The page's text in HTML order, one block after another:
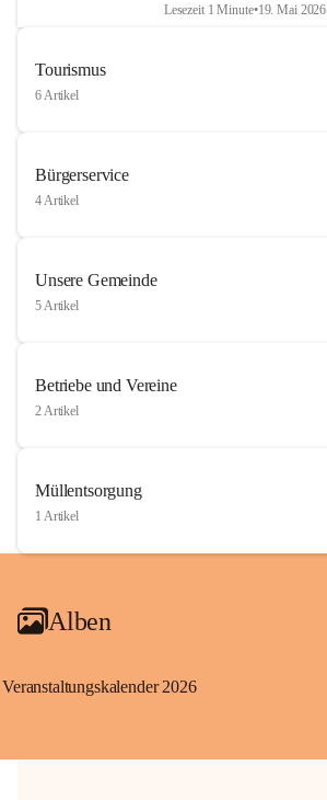
Lesezeit 1 Minute•19. Mai 2026
Tourismus
6 Artikel
Bürgerservice
4 Artikel
Unsere Gemeinde
5 Artikel
Betriebe und Vereine
2 Artikel
Müllentsorgung
1 Artikel
Alben
Veranstaltungskalender 2026